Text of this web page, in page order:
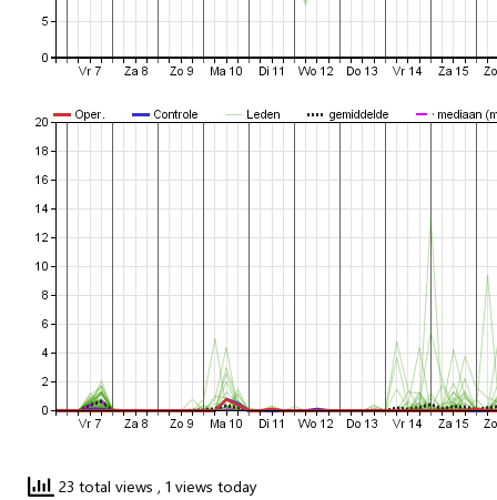
23 total views , 1 views today